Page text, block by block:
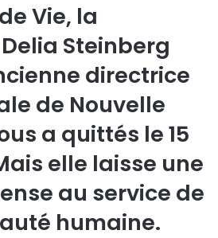
Vie, la
Steinberg
directrice
de Nouvelle
a quittés le 15
elle laisse une
au service de
humaine.